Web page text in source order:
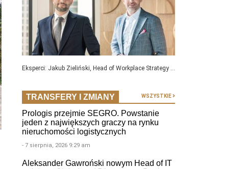
Eksperci: Jakub Zieliński, Head of Workplace Strategy ...
TRANSFERY I ZMIANY WSZYSTKIE
Prologis przejmie SEGRO. Powstanie
jeden z największych graczy na rynku
nieruchomości logistycznych
- 7 sierpnia, 2026 9:29 am
Aleksander Gawroński nowym Head of IT